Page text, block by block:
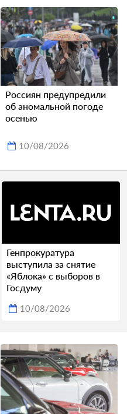
Россиян предупредили
об аномальной погоде
осенью
10/08/2026
Генпрокуратура
выступила за снятие
«Яблока» с выборов в
Госдуму
10/08/2026